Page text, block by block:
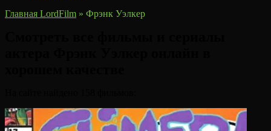
Главная LordFilm » Фрэнк Уэлкер